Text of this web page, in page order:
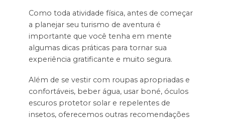
Como toda atividade física, antes de começar
a planejar seu turismo de aventura é
importante que você tenha em mente
algumas dicas práticas para tornar sua
experiência gratificante e muito segura.
Além de se vestir com roupas apropriadas e
confortáveis, beber água, usar boné, óculos
escuros protetor solar e repelentes de
insetos, oferecemos outras recomendações